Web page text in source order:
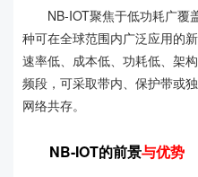
NB-IOT聚焦于低功耗广覆
种可在全球范围内广泛应用的
速率低、成本低、功耗低、架
频段，可采取带内、保护带或
网络共存。
NB-IOT的前景与优势